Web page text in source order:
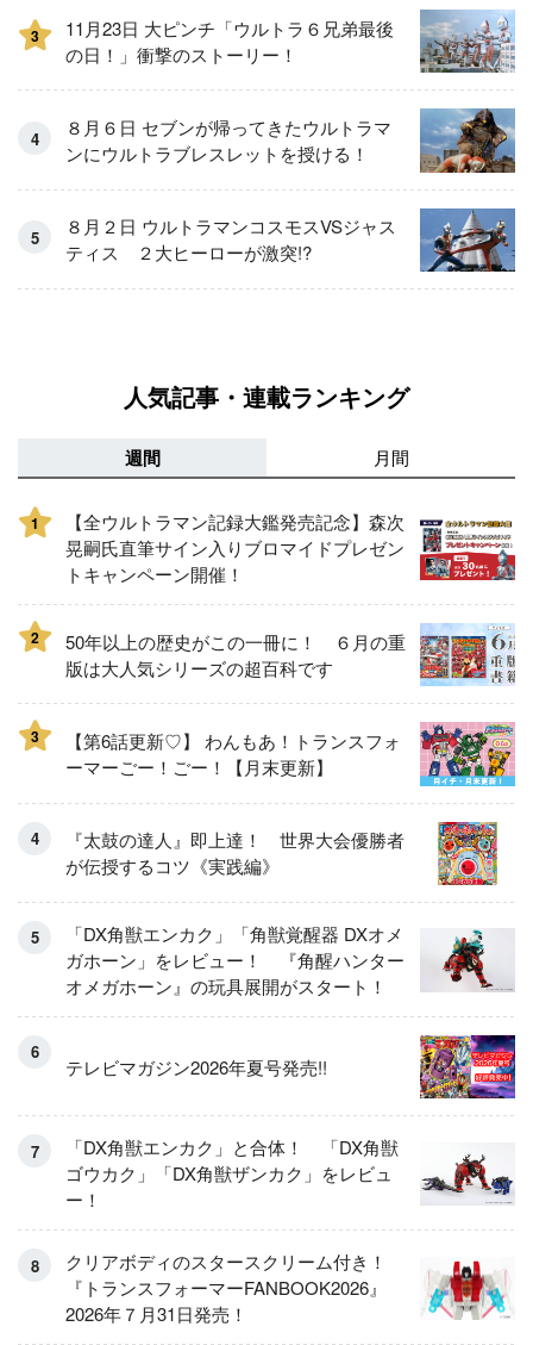
3
11月23日 大ピンチ「ウルトラ６兄弟最後
の日！」衝撃のストーリー！
８月６日 セブンが帰ってきたウルトラマ
ンにウルトラブレスレットを授ける！
８月２日 ウルトラマンコスモスVSジャス
ティス ２大ヒーローが激突!?
人気記事・連載ランキング
週間 月間
1
【全ウルトラマン記録大鑑発売記念】森次
晃嗣氏直筆サイン入りブロマイドプレゼン
トキャンペーン開催！
2
50年以上の歴史がこの一冊に！ ６月の重
版は大人気シリーズの超百科です
3
【第6話更新♡】 わんもあ！トランスフォ
ーマーごー！ごー！【月末更新】
『太鼓の達人』即上達！ 世界大会優勝者
が伝授するコツ《実践編》
「DX角獣エンカク」「角獣覚醒器 DXオメ
ガホーン」をレビュー！ 『角醒ハンター
オメガホーン』の玩具展開がスタート！
テレビマガジン2026年夏号発売!!
「DX角獣エンカク」と合体！ 「DX角獣
ゴウカク」「DX角獣ザンカク」をレビュ
ー！
クリアボディのスタースクリーム付き！
『トランスフォーマーFANBOOK2026』
2026年７月31日発売！